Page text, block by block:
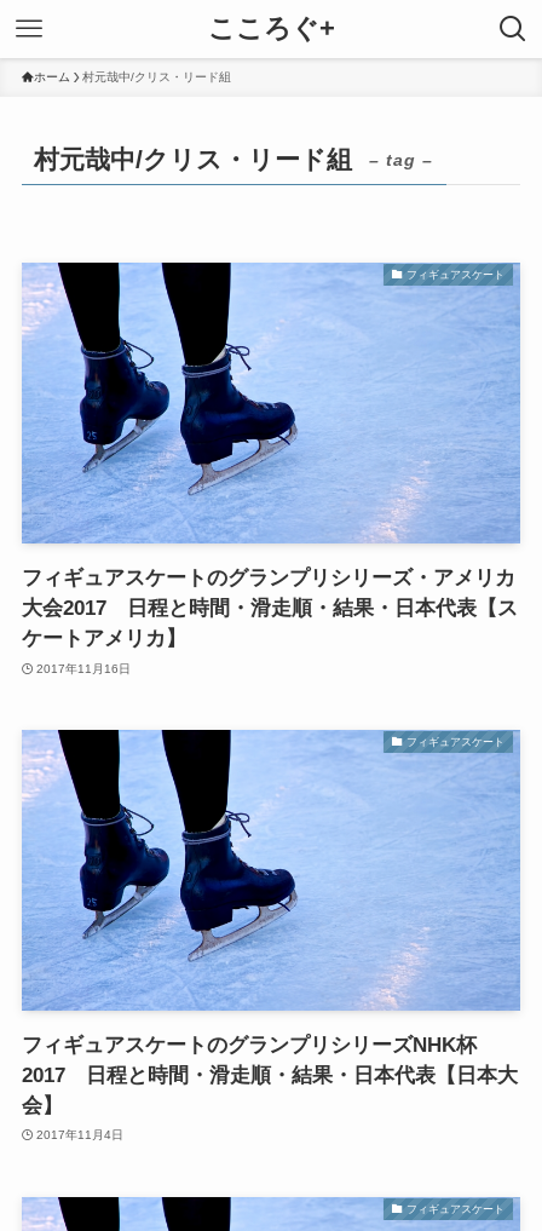
こころぐ+
ホーム 村元哉中/クリス・リード組
村元哉中/クリス・リード組 – tag –
フィギュアスケート
フィギュアスケートのグランプリシリーズ・アメリカ
大会2017 日程と時間・滑走順・結果・日本代表【ス
ケートアメリカ】
2017年11月16日
フィギュアスケート
フィギュアスケートのグランプリシリーズNHK杯
2017 日程と時間・滑走順・結果・日本代表【日本大
会】
2017年11月4日
フィギュアスケート